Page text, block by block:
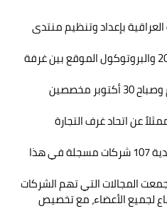
هذا
جمعت المجالات التي تهم الشركات
لجميع الأعضاء، مع تخصيص